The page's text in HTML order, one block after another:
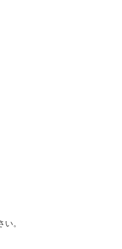
い。